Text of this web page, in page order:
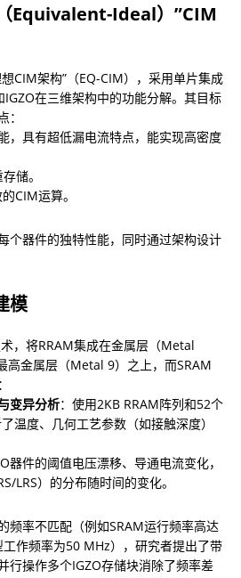
Equivalent-Ideal）”CIM
CIM架构”（EQ-CIM），采用单片集成
IGZO在三维架构中的功能分解。其目标
，具有超低漏电流特点，能实现高密度
储。
CIM运算。
个器件的独特性能，同时通过架构设计
模
，将RRAM集成在金属层（Metal
高金属层（Metal 9）之上，而SRAM
变异分析：使用2KB RRAM阵列和52个
温度、几何工艺参数（如接触深度）
器件的阈值电压漂移、导通电流变化，
LRS）的分布随时间的变化。
频率不匹配（例如SRAM运行频率高达
作频率为50 MHz），研究者提出了带
行操作多个IGZO存储块消除了频率差